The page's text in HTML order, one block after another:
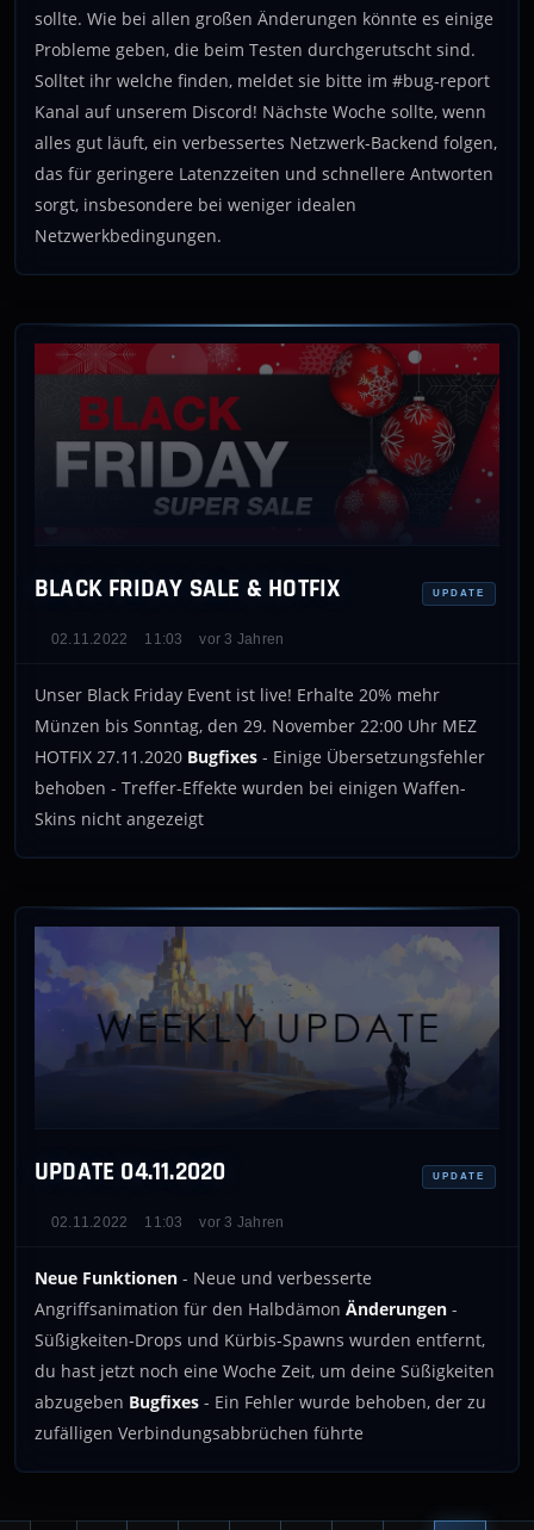
sollte. Wie bei allen großen Änderungen könnte es einige
Probleme geben, die beim Testen durchgerutscht sind.
Solltet ihr welche finden, meldet sie bitte im #bug-report
Kanal auf unserem Discord! Nächste Woche sollte, wenn
alles gut läuft, ein verbessertes Netzwerk-Backend folgen,
das für geringere Latenzzeiten und schnellere Antworten
sorgt, insbesondere bei weniger idealen
Netzwerkbedingungen.
BLACK FRIDAY SALE & HOTFIX UPDATE
02.11.2022 11:03 vor 3 Jahren
Unser Black Friday Event ist live! Erhalte 20% mehr
Münzen bis Sonntag, den 29. November 22:00 Uhr MEZ
HOTFIX 27.11.2020 Bugfixes - Einige Übersetzungsfehler
behoben - Treffer-Effekte wurden bei einigen Waffen-
Skins nicht angezeigt
UPDATE 04.11.2020 UPDATE
02.11.2022 11:03 vor 3 Jahren
Neue Funktionen - Neue und verbesserte
Angriffsanimation für den Halbdämon Änderungen -
Süßigkeiten-Drops und Kürbis-Spawns wurden entfernt,
du hast jetzt noch eine Woche Zeit, um deine Süßigkeiten
abzugeben Bugfixes - Ein Fehler wurde behoben, der zu
zufälligen Verbindungsabbrüchen führte